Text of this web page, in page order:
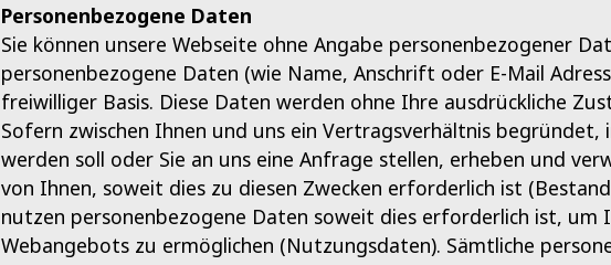
Personenbezogene Daten
Sie können unsere Webseite ohne Angabe personenbezogener
personenbezogene Daten (wie Name, Anschrift oder E-Mail
freiwilliger Basis. Diese Daten werden ohne Ihre ausdrückliche
Sofern zwischen Ihnen und uns ein Vertragsverhältnis
werden soll oder Sie an uns eine Anfrage stellen, erheben und
von Ihnen, soweit dies zu diesen Zwecken erforderlich ist
nutzen personenbezogene Daten soweit dies erforderlich ist, um
Webangebots zu ermöglichen (Nutzungsdaten). Sämtliche